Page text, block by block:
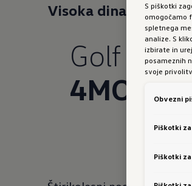
Visoka dinamikapri
Golf R
4MOTON
S piškotki
omogočamo
spletnega
analize. S
izbirate in
posameznih
svoje
Obvezni
Piškotki
Piškotki